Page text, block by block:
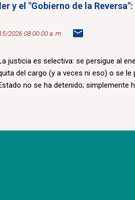
y el "Gobierno de la
2026 08:00:00 a. m.
justicia es selectiva: se persigue al
del cargo (y a veces ni eso) o se
no se ha detenido; simplemente